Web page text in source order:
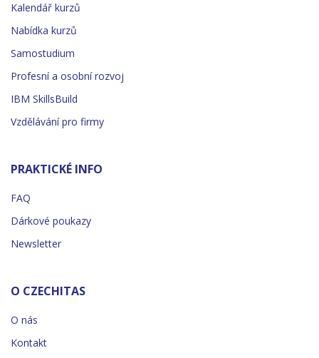
Kalendář kurzů
Nabídka kurzů
Samostudium
Profesní a osobní rozvoj
IBM SkillsBuild
Vzdělávání pro firmy
PRAKTICKÉ INFO
FAQ
Dárkové poukazy
Newsletter
O CZECHITAS
O nás
Kontakt